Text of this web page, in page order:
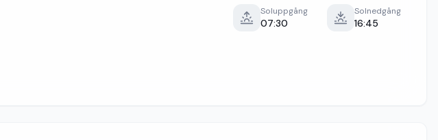
Soluppgång
07:30
Solnedgång
16:45